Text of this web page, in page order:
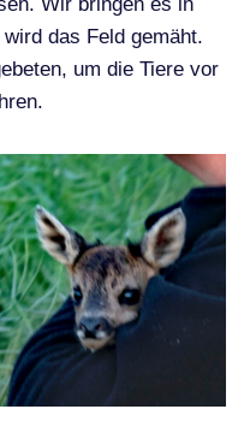
das Feld gemäht.
um die Tiere vor